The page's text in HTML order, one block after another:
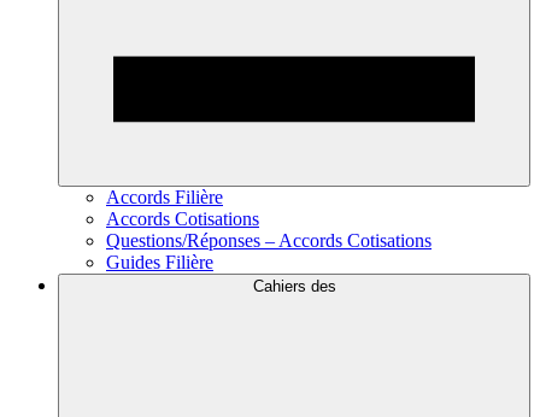
Accords Filière
Accords Cotisations
Questions/Réponses – Accords Cotisations
Guides Filière
Cahiers des